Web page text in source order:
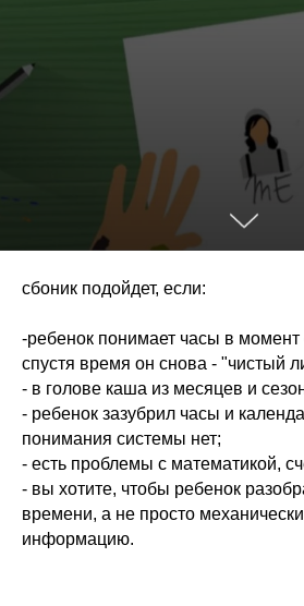
сбоник подойдет, если:
-ребенок понимает часы в
спустя время он снова - "чистый
- в голове каша из месяцев и
- ребенок зазубрил часы и
понимания системы нет;
- есть проблемы с математикой,
- вы хотите, чтобы ребенок
времени, а не просто
информацию.